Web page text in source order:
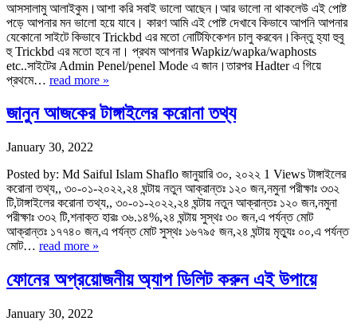
আসসালামু আলাইকুম।আশা করি সবাই ভালো আছেন।আর ভালো না থাকলেউ এই পোষ্ট
পড়ে আপনার মন ভালো হয়ে যাবে। কারণ আমি এই পোষ্ট দেখাবে কিভাবে আপনি আপনার
যেকোনো সাইটে কিভাবে Trickbd এর মতো নোটিফিকেশন চালু করবেন।কিন্তু হ্যা হুবু
হু Trickbd এর মতো হবে না। প্রথম আপনার Wapkiz/wapka/waphosts
etc..সাইটের Admin Penel/penel Mode এ জান।তারপর Hadter এ গিয়ে
প্রথমে… read more »
জানুন আজকের টাঙ্গাইলের করোনা তথ্য
January 30, 2022
Posted by: Md Saiful Islam Shaflo জানুয়ারি ৩০, ২০২২ 1 Views টাঙ্গাইলের
করোনা তথ্য,, ৩০-০১-২০২২,২৪ ঘন্টায় নতুন আক্রান্তঃ ১২০ জন,নমুনা পরীক্ষাঃ ৩৩২
টি,টাঙ্গাইলের করোনা তথ্য,, ৩০-০১-২০২২,২৪ ঘন্টায় নতুন আক্রান্তঃ ১২০ জন,নমুনা
পরীক্ষাঃ ৩৩২ টি,শনাক্ত হারঃ ৩৬.১৪%,২৪ ঘন্টায় সুস্থঃ ৩০ জন,এ পর্যন্ত মোট
আক্রান্তঃ ১৭৭৪০ জন,এ পর্যন্ত মোট সুস্থঃ ১৬৭৯৫ জন,২৪ ঘন্টায় মৃত্যুঃ ০০,এ পর্যন্ত
মোট… read more »
ফোনের অপ্রয়োজনীয় অ্যাপ ডিলিট করুন এই উপায়ে
January 30, 2022